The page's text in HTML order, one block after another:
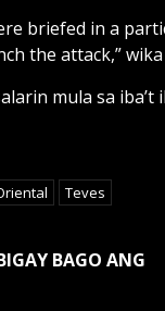
briefed in a
the attack,” wika
mula sa
Teves
BAGO ANG